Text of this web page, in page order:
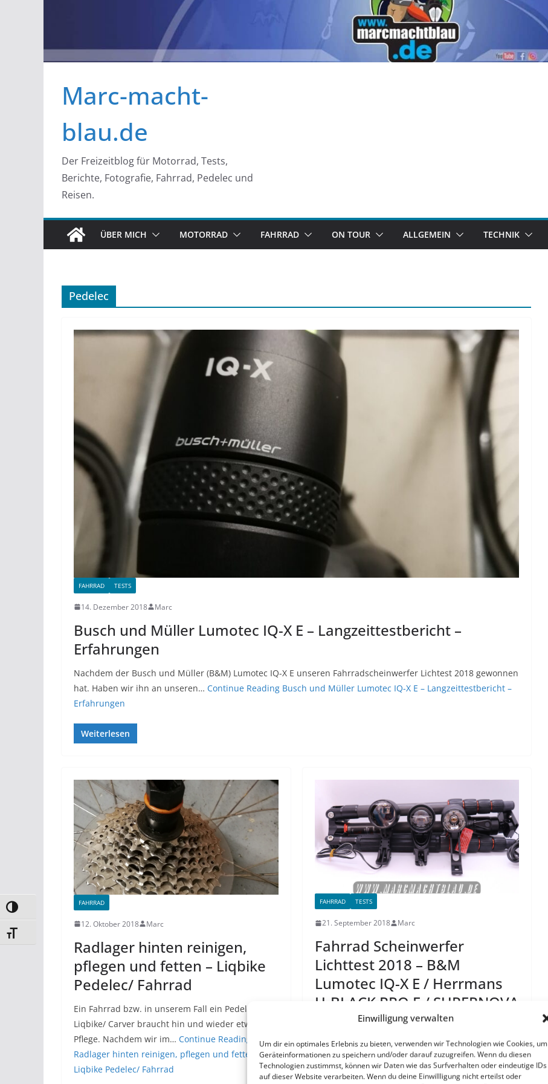
Einwilligung verwalten
Um dir ein optimales Erlebnis zu bieten, verwenden wir Technologien wie Cookies, um
Geräteinformationen zu speichern und/oder darauf zuzugreifen. Wenn du diesen
Technologien zustimmst, können wir Daten wie das Surfverhalten oder eindeutige IDs
auf dieser Website verarbeiten. Wenn du deine Einwillligung nicht erteilst oder
Umschalten auf hohe Kontraste
Schrift vergrößern
Marc-macht-
blau.de
Der Freizeitblog für Motorrad, Tests,
Berichte, Fotografie, Fahrrad, Pedelec und
Reisen.
ÜBER MICH MOTORRAD FAHRRAD ON TOUR ALLGEMEIN TECHNIK
Pedelec
FAHRRAD TESTS
14. Dezember 2018 Marc
Busch und Müller Lumotec IQ-X E – Langzeittestbericht –
Erfahrungen
Nachdem der Busch und Müller (B&M) Lumotec IQ-X E unseren Fahrradscheinwerfer Lichtest 2018 gewonnen
hat. Haben wir ihn an unseren… Continue Reading Busch und Müller Lumotec IQ-X E – Langzeittestbericht –
Erfahrungen
Weiterlesen
FAHRRAD
12. Oktober 2018 Marc
Radlager hinten reinigen,
pflegen und fetten – Liqbike
Pedelec/ Fahrrad
Ein Fahrrad bzw. in unserem Fall ein Pedelec von
Liqbike/ Carver braucht hin und wieder etwas
Pflege. Nachdem wir im… Continue Reading
Radlager hinten reinigen, pflegen und fetten –
Liqbike Pedelec/ Fahrrad
FAHRRAD TESTS
21. September 2018 Marc
Fahrrad Scheinwerfer
Lichttest 2018 – B&M
Lumotec IQ-X E / Herrmans
H-BLACK PRO E / SUPERNOVA
521s – Pedelec Versionen
Fahrrad/ Pedelec Scheinwerfer Test 2018 Jetzt
kommt so langsam wieder die Zeit in der man
täglich mit Licht unterwegs sein…Continue